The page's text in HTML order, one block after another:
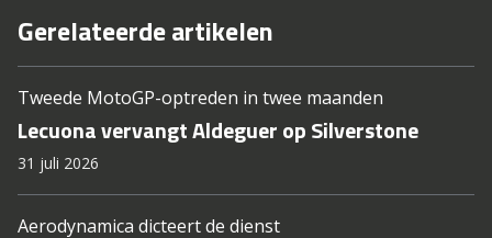
Gerelateerde artikelen
Tweede MotoGP-optreden in twee maanden
Lecuona vervangt Aldeguer op Silverstone
31 juli 2026
Aerodynamica dicteert de dienst